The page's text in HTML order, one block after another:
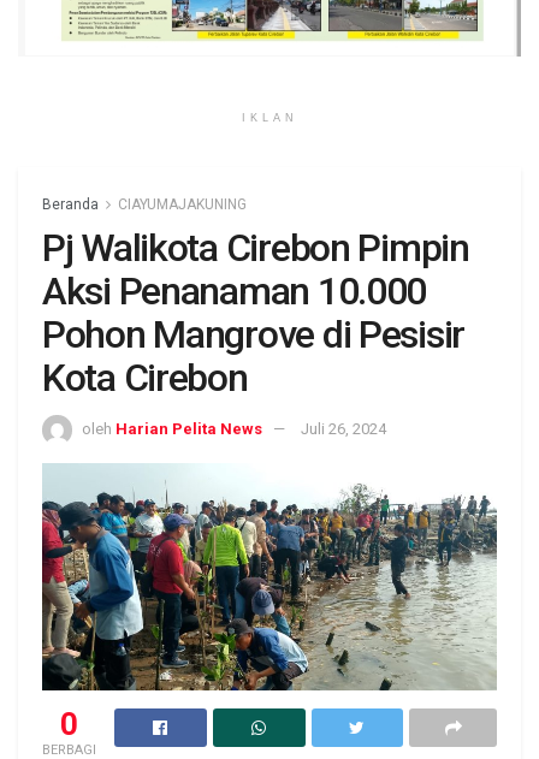
IKLAN
Beranda CIAYUMAJAKUNING
Pj Walikota Cirebon Pimpin
Aksi Penanaman 10.000
Pohon Mangrove di Pesisir
Kota Cirebon
oleh Harian Pelita News Juli 26, 2024
0
BERBAGI